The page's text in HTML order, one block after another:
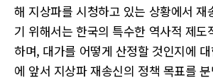
해 지상파를 시청하고 있는 상황에서 재
기 위해서는 한국의 특수한 역사적 제도
하며, 대가를 어떻게 산정할 것인지에
에 앞서 지상파 재송신의 정책 목표를